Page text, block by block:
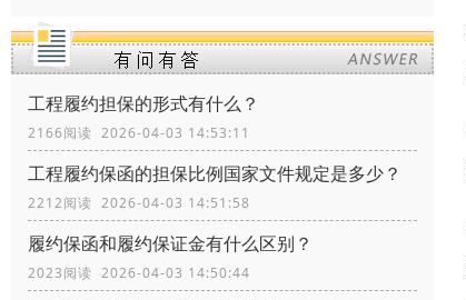
工程履约担保的形式有什么？
2166阅读 2026-04-03 14:53:11
工程履约保函的担保比例国家文件规定是多少？
2212阅读 2026-04-03 14:51:58
履约保函和履约保证金有什么区别？
2023阅读 2026-04-03 14:50:44